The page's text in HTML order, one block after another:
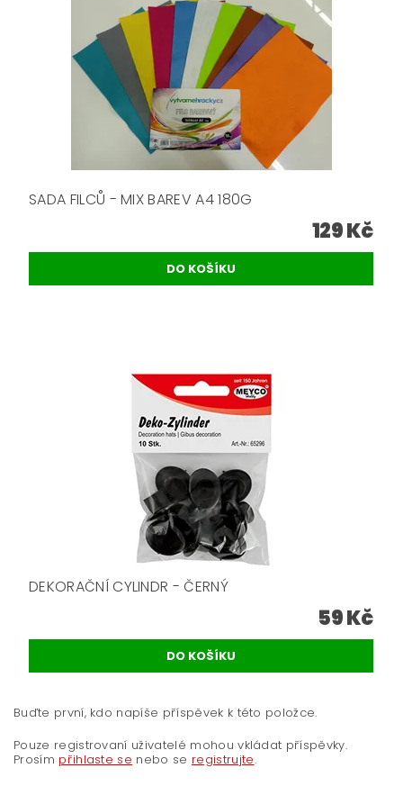
SADA FILCŮ - MIX BAREV A4 180G
129 Kč
DEKORAČNÍ CYLINDR - ČERNÝ
59 Kč
Buďte první, kdo napíše příspěvek k této položce.
Pouze registrovaní uživatelé mohou vkládat příspěvky.
Prosím přihlaste se nebo se registrujte.